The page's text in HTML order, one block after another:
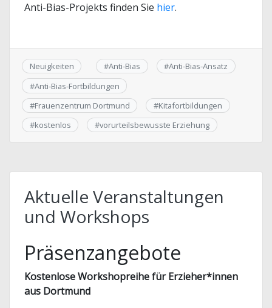
Anti-Bias-Projekts finden Sie hier.
Neuigkeiten #Anti-Bias #Anti-Bias-Ansatz
#Anti-Bias-Fortbildungen
#Frauenzentrum Dortmund #Kitafortbildungen
#kostenlos #vorurteilsbewusste Erziehung
Aktuelle Veranstaltungen
und Workshops
Präsenzangebote
Kostenlose Workshopreihe für Erzieher*innen
aus Dortmund